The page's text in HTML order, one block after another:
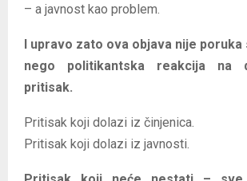
– a javnost kao problem.
I upravo zato ova objava nije
nego politikantska reakcija na
pritisak.
Pritisak koji dolazi iz činjenica.
Pritisak koji dolazi iz javnosti.